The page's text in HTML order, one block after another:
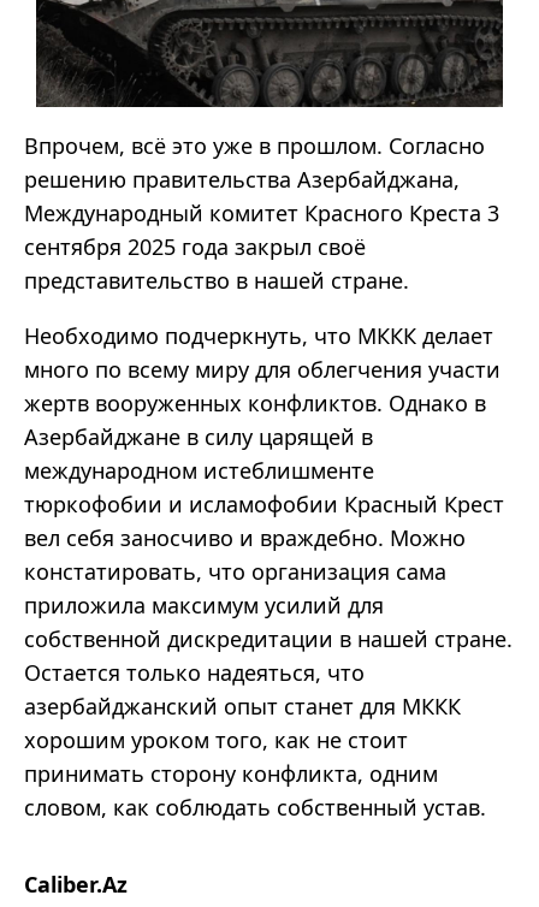
Впрочем, всё это уже в прошлом. Согласно
решению правительства Азербайджана,
Международный комитет Красного Креста 3
сентября 2025 года закрыл своё
представительство в нашей стране.
Необходимо подчеркнуть, что МККК делает
много по всему миру для облегчения участи
жертв вооруженных конфликтов. Однако в
Азербайджане в силу царящей в
международном истеблишменте
тюркофобии и исламофобии Красный Крест
вел себя заносчиво и враждебно. Можно
констатировать, что организация сама
приложила максимум усилий для
собственной дискредитации в нашей стране.
Остается только надеяться, что
азербайджанский опыт станет для МККК
хорошим уроком того, как не стоит
принимать сторону конфликта, одним
словом, как соблюдать собственный устав.
Caliber.Az